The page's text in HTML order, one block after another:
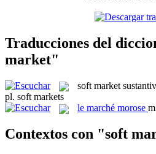
Traducciones del
market"
soft market
pl. soft markets
le marché morose m
Contextos con "soft